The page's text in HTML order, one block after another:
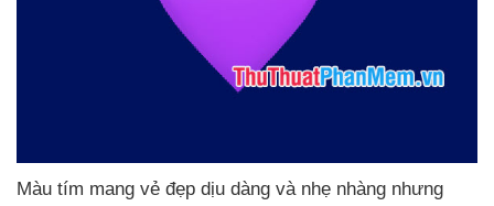
Màu tím mang vẻ đẹp dịu dàng và nhẹ nhàng nhưng